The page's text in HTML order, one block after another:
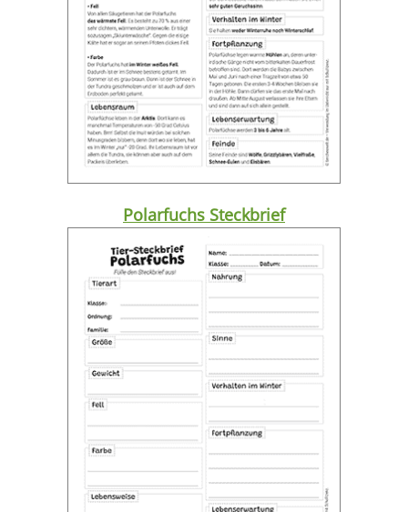
Polarfuchs Steckbrief